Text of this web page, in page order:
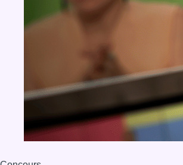
Aucun concours pour le moment